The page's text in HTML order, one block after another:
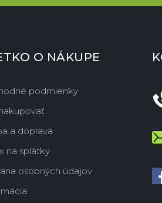
O NÁKUPE
podmienky
a doprava
na splátky
osobných údajov